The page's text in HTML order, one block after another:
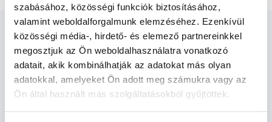
szabásához, közösségi funkciók biztosításához,
valamint weboldalforgalmunk elemzéséhez. Ezenkívül
közösségi média-, hirdető- és elemező partnereinkkel
megosztjuk az Ön weboldalhasználatra vonatkozó
adatait, akik kombinálhatják az adatokat más olyan
adatokkal, amelyeket Ön adott meg számukra vagy az
Ön által használt más szolgáltatásokból gyűjtöttek.
Urológus Budapest, XI. kerület -
Urológia